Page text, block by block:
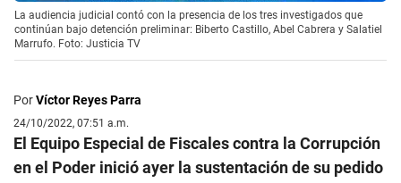
La audiencia judicial contó con la presencia de los tres investigados que
continúan bajo detención preliminar: Biberto Castillo, Abel Cabrera y Salatiel
Marrufo. Foto: Justicia TV
PorVíctor Reyes Parra
24/10/2022, 07:51 a.m.
El Equipo Especial de Fiscales contra la Corrupción
en el Poder inició ayer la sustentación de su pedido